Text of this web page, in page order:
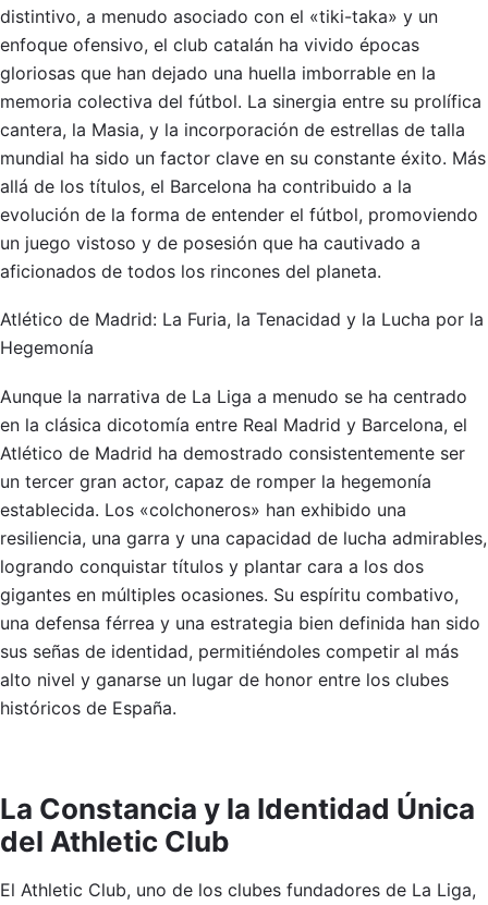
distintivo, a menudo asociado con el «tiki-taka» y un
enfoque ofensivo, el club catalán ha vivido épocas
gloriosas que han dejado una huella imborrable en la
memoria colectiva del fútbol. La sinergia entre su prolífica
cantera, la Masia, y la incorporación de estrellas de talla
mundial ha sido un factor clave en su constante éxito. Más
allá de los títulos, el Barcelona ha contribuido a la
evolución de la forma de entender el fútbol, promoviendo
un juego vistoso y de posesión que ha cautivado a
aficionados de todos los rincones del planeta.
Atlético de Madrid: La Furia, la Tenacidad y la Lucha por la
Hegemonía
Aunque la narrativa de La Liga a menudo se ha centrado
en la clásica dicotomía entre Real Madrid y Barcelona, el
Atlético de Madrid ha demostrado consistentemente ser
un tercer gran actor, capaz de romper la hegemonía
establecida. Los «colchoneros» han exhibido una
resiliencia, una garra y una capacidad de lucha admirables,
logrando conquistar títulos y plantar cara a los dos
gigantes en múltiples ocasiones. Su espíritu combativo,
una defensa férrea y una estrategia bien definida han sido
sus señas de identidad, permitiéndoles competir al más
alto nivel y ganarse un lugar de honor entre los clubes
históricos de España.
La Constancia y la Identidad Única
del Athletic Club
El Athletic Club, uno de los clubes fundadores de La Liga,